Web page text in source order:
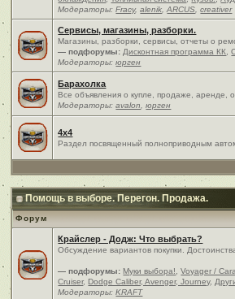
Модераторы:Fracy,alenik ,ARCUS ,creativer
Сервисы, магазины, разборки.
Магазины, разборки, сервисы, отчеты о
— подфорумы: Дисконтная программа КК ,
Модераторы:юрген
Барахолка
Все объявления о купле, продаже, аренде,
Модераторы:avalon ,юрген
4x4
Раздел посвященный полноприводным
Помощь в выборе. Перегон. Продажа.
Форум
Крайслер - Додж: Что выбрать?
Обсуждение вариантов покупки.
— подфорумы: Муки выбора! ,Voyager /
Cruiser, Dodge Caliber, Avenger, Journey,
Модераторы:KRAFT